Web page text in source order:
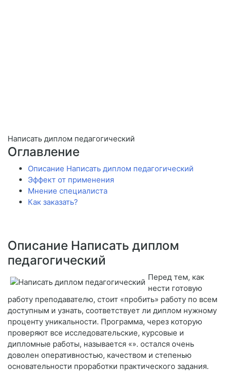
Написать диплом педагогический
Оглавление
Описание Написать диплом педагогический
Эффект от применения
Мнение специалиста
Как заказать?
Описание Написать диплом
педагогический
Перед тем, как
нести готовую
работу преподавателю, стоит «пробить» работу по всем
доступным и узнать, соответствует ли диплом нужному
проценту уникальности. Программа, через которую
проверяют все исследовательские, курсовые и
дипломные работы, называется «». остался очень
доволен оперативностью, качеством и степенью
основательности проработки практического задания.